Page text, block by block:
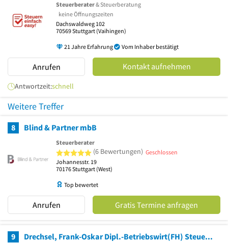
Steuerberater& Steuerberatung
keine Öffnungszeiten
Dachswaldweg 102
70569Stuttgart (Vaihingen)
21 Jahre Erfahrung Vom Inhaber bestätigt
Anrufen Kontakt aufnehmen
Antwortzeit:schnell
Weitere Treffer
8 Blind & Partner mbB
Steuerberater
5 von 5 Sternen
(6 Bewertungen) Geschlossen
Johannesstr. 19
70176Stuttgart (West)
Top bewertet
Anrufen Gratis Termine anfragen
9 Drechsel, Frank-Oskar Dipl.-Betriebswirt(FH) Steuerberater